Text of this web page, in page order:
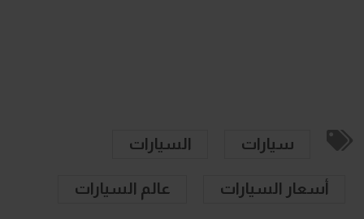
سيارات السيارات
أسعار السيارات عالم السيارات